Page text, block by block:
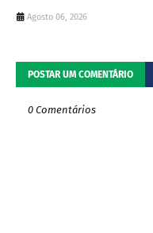
Agosto 06, 2026
POSTAR UM COMENTÁRIO
0 Comentários